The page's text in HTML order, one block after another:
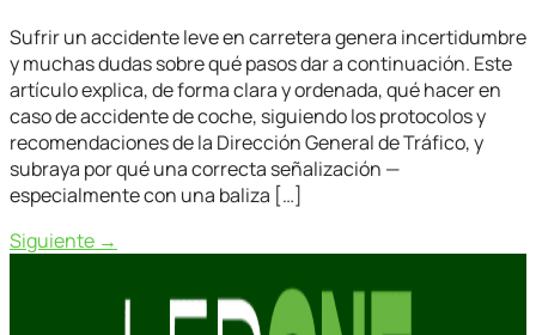
Sufrir un accidente leve en carretera genera incertidumbre
y muchas dudas sobre qué pasos dar a continuación. Este
artículo explica, de forma clara y ordenada, qué hacer en
caso de accidente de coche, siguiendo los protocolos y
recomendaciones de la Dirección General de Tráfico, y
subraya por qué una correcta señalización —
especialmente con una baliza […]
Siguiente →